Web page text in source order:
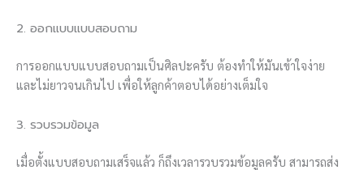
2. ออกแบบแบบสอบถาม
การออกแบบแบบสอบถามเป็นศิลปะครับ ต้องทำให้มันเข้าใจง่าย
และไม่ยาวจนเกินไป เพื่อให้ลูกค้าตอบได้อย่างเต็มใจ
3. รวบรวมข้อมูล
เมื่อตั้งแบบสอบถามเสร็จแล้ว ก็ถึงเวลารวบรวมข้อมูลครับ สามารถส่ง